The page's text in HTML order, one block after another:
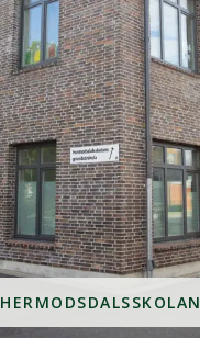
HERMODSDALSSKOLAN